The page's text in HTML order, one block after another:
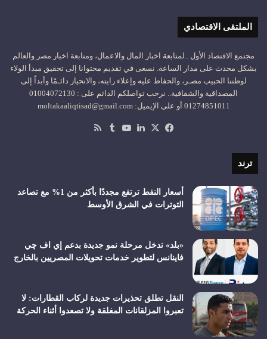
الملتقى الاقتصادي
مجتمع الاقتصاد الأول ..لمتابعة اخبار المال والاعمال، ومتابعة اخبار مصر والعالم
بشكل محدث على مدار الساعة. نسعى في تقديم محتوانا إلى تحقيق مبدأ الولاء
لوطننا الحبيب مصـر، والحفاظ عليه وإعلاء رايته، والانحياز دائـمًا وأبداً إلى
المصداقية والشفافية.. نرحب تواصلكم الدائم على : 01004072130
01274851011 أو على الإيميل: moltakaaliqtisad@gmail.com
فيسبوك
‫X لينكدإن‫YouTube
ترند
أسعار النفط ترتفع مجددًا بأكثر من 1% مع تصاعد
التوترات في الشرق الأوسط
«بلد» تدخل مرحلة نمو جديدة بدعم إي اف چي
فاينانس لتطوير خدمات تحويلات المصريين بالخارج
النقل تطلق تحذيرات جديدة لركاب القطارات: لا
تعبروا المزلقانات المغلقة ولا تصعدوا أثناء الحركة